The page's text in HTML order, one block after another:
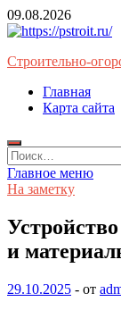
Перейти
к
09.08.2026
Строительно-
Главная
Карта сайта
Найти:
Главное меню
На заметку
и
29.10.2025 - от